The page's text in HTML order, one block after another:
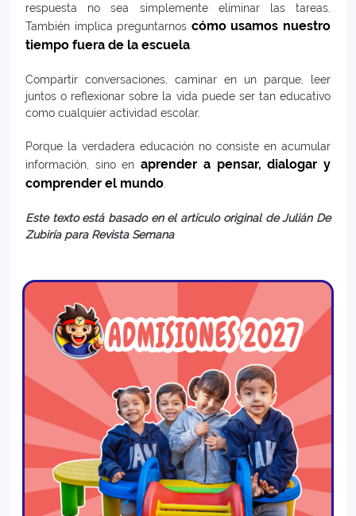
respuesta no sea simplemente eliminar las tareas.
También implica preguntarnos cómo usamos nuestro
tiempo fuera de la escuela
Compartir conversaciones, caminar en un parque, leer
juntos o reflexionar sobre la vida puede ser tan educativo
como cualquier actividad escolar.
Porque la verdadera educación no consiste en acumular
información, sino enaprender a pensar, dialogar y
comprender el mundo
Este texto está basado en el artículo original de Julián De
Zubiría para Revista Semana